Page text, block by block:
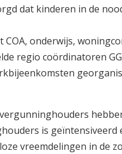
dat kinderen in de
COA, onderwijs,
regio coördinatoren
is
vreemdelingen in de